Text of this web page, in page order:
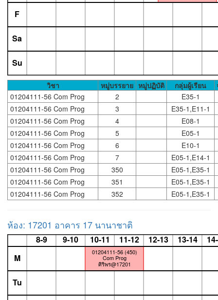
F
Sa
Su
วิชา หมู่บรรยาย หมู่ปฏิบัติ กลุ่มผู้เรียน
01204111-56 Com Prog
2
E35-1
01204111-56 Com Prog
3
E35-1,E11-1
01204111-56 Com Prog
4
E08-1
01204111-56 Com Prog
5
E05-1
01204111-56 Com Prog
6
E10-1
01204111-56 Com Prog
7
E05-1,E14-1
01204111-56 Com Prog
350
E05-1,E35-1
01204111-56 Com Prog
351
E05-1,E35-1
01204111-56 Com Prog
352 E05-1,E35-1
ห้อง: 17201 อาคาร 17 นานาชาติ
8-9 9-10 10-11 11-12 12-13 13-14
01204111-56 (450)
Com Prog
ศิริพร@17201
M
Tu